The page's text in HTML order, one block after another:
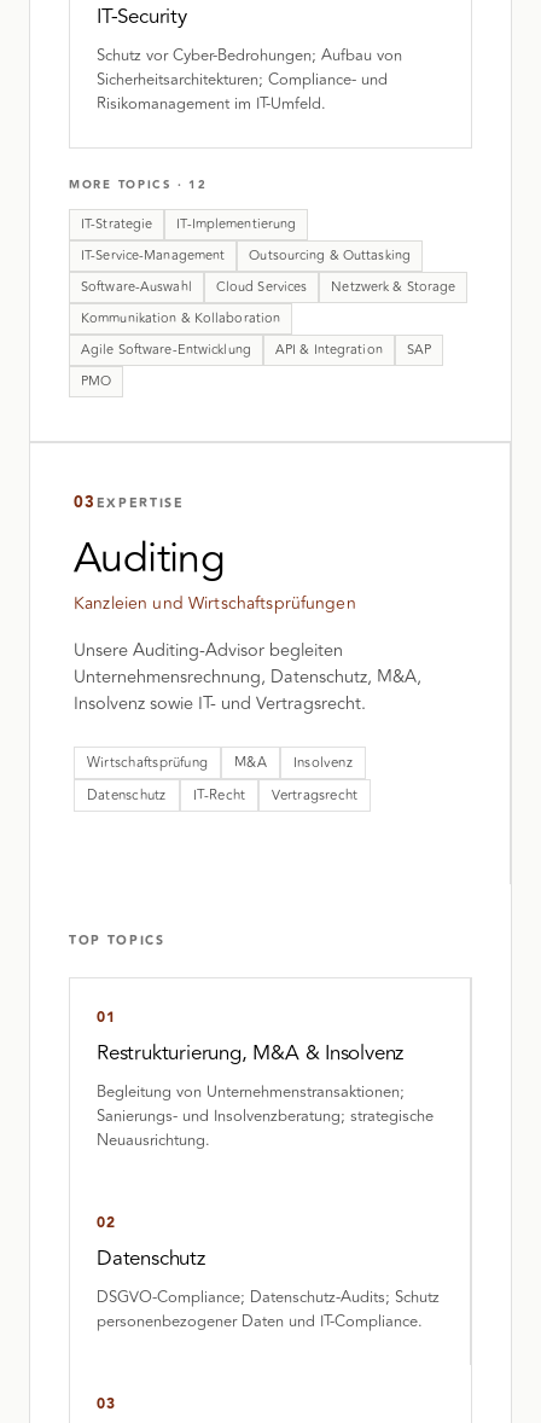
IT-Security
Schutz vor Cyber-Bedrohungen; Aufbau von
Sicherheitsarchitekturen; Compliance- und
Risikomanagement im IT-Umfeld.
MORE TOPICS · 12
IT-Strategie
IT-Implementierung
IT-Service-Management
Outsourcing & Outtasking
Software-Auswahl
Cloud Services
Netzwerk & Storage
Kommunikation & Kollaboration
Agile Software-Entwicklung
API & Integration
SAP
PMO
03EXPERTISE
Auditing
Kanzleien und Wirtschaftsprüfungen
Unsere Auditing-Advisor begleiten
Unternehmensrechnung, Datenschutz, M&A,
Insolvenz sowie IT- und Vertragsrecht.
Wirtschaftsprüfung M&A
Insolvenz
Datenschutz
IT-Recht Vertragsrecht
TOP TOPICS
01
Restrukturierung, M&A & Insolvenz
Begleitung von Unternehmenstransaktionen;
Sanierungs- und Insolvenzberatung; strategische
Neuausrichtung.
02
Datenschutz
DSGVO-Compliance; Datenschutz-Audits; Schutz
personenbezogener Daten und IT-Compliance.
03